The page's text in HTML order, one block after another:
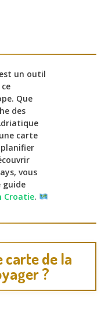
est un outil
Que
des
une carte
vous
guide
Croatie.
carte de la
?